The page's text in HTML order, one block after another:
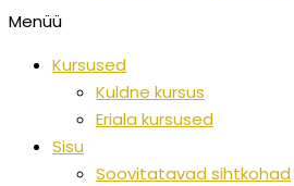
Menüü
Kursused
Kuldne kursus
Eriala kursused
Sisu
Soovitatavad sihtkohad